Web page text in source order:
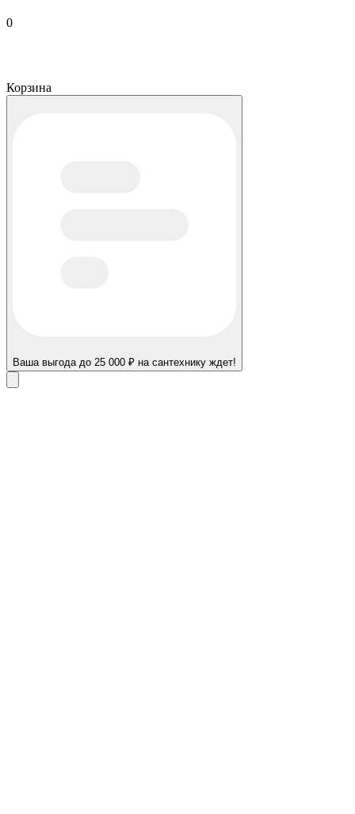
0
Корзина
Ваша выгода до 25 000 ₽ на сантехнику ждет!